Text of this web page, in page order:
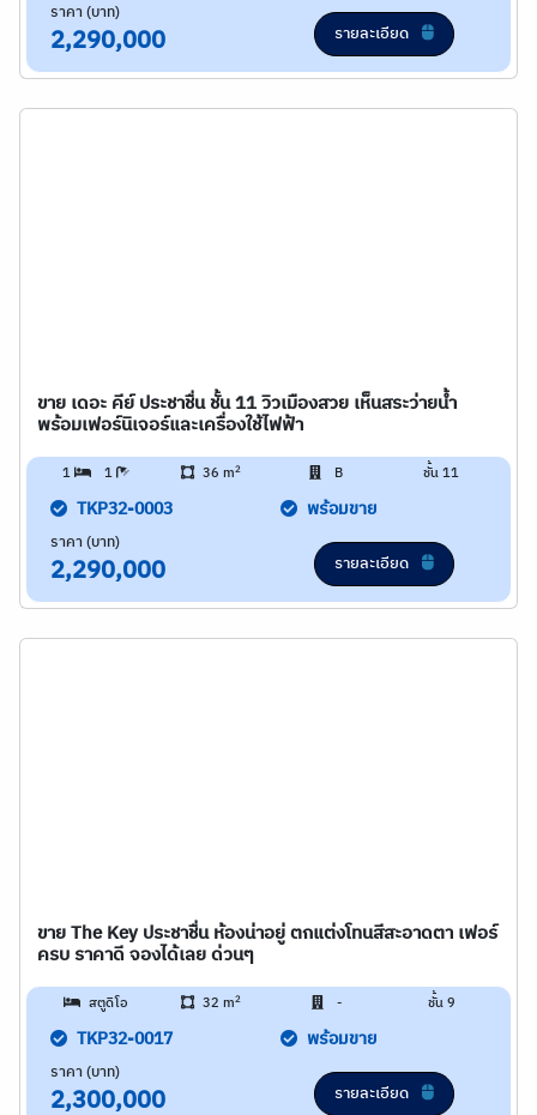
ราคา (บาท)
2,290,000 รายละเอียด
ขาย เดอะ คีย์ ประชาชื่น ชั้น 11 วิวเมืองสวย เห็นสระว่ายน้ำ
พร้อมเฟอร์นิเจอร์และเครื่องใช้ไฟฟ้า
1 1 36 m2 B ชั้น 11
TKP32-0003 พร้อมขาย
ราคา (บาท)
2,290,000 รายละเอียด
ขาย The Key ประชาชื่น ห้องน่าอยู่ ตกแต่งโทนสีสะอาดตา เฟอร์
ครบ ราคาดี จองได้เลย ด่วนๆ
สตูดิโอ 32 m2 - ชั้น 9
TKP32-0017 พร้อมขาย
ราคา (บาท)
2,300,000 รายละเอียด